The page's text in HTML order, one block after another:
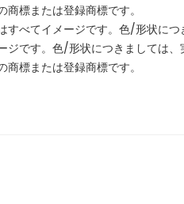
標または登録商標です。
べてイメージです。色/形状に
です。色/形状につきましては、
標または登録商標です。